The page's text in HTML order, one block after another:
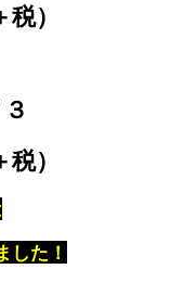
）
）
た！